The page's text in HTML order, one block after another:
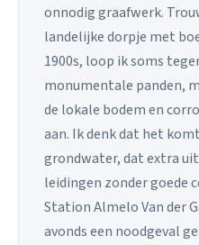
onnodig graafwerk.
landelijke dorpje met
1900s, loop ik soms
monumentale panden,
de lokale bodem en
aan. Ik denk dat het
grondwater, dat extra
leidingen zonder goede
Station Almelo Van der
avonds een noodgeval